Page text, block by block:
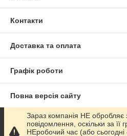
Контакти
Доставка та оплата
Графік роботи
Повна версія сайту
Сайт створено на маркетплейсі
Зараз компанія НЕ обробляє
повідомлення, оскільки за її
НЕробочий час (або